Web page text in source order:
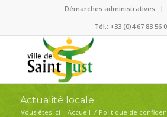
Démarches administratives
Tél.: +33 (0)4 67 83 56
Actualité locale
Vous êtes ici : Accueil / Politique de